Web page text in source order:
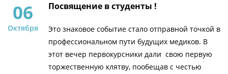
06
Октября
Посвящение в студенты !
Это знаковое событие стало отправной точкой в
профессиональном пути будущих медиков. В
этот вечер первокурсники дали свою первую
торжественную клятву, пообещав с честью